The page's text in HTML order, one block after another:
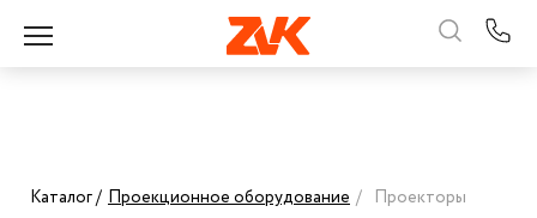
Каталог / Проекционное оборудование / Проекторы